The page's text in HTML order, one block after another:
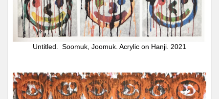
Untitled. Soomuk, Joomuk. Acrylic on Hanji. 2021